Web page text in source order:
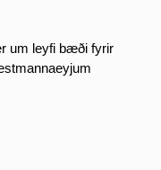
um leyfi bæði fyrir